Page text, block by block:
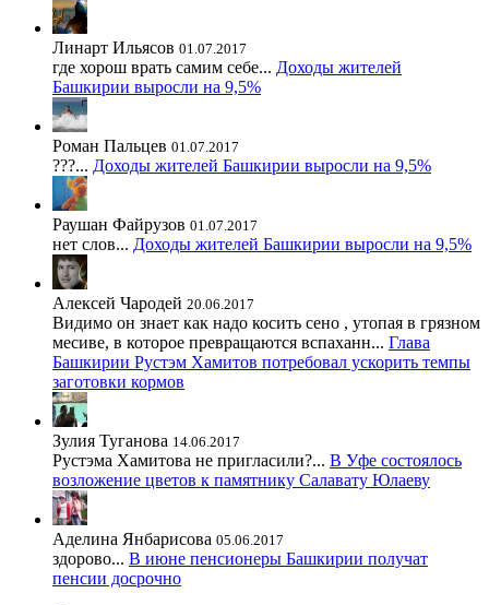
Линарт Ильясов 01.07.2017
где хорош врать самим себе... Доходы жителей
Башкирии выросли на 9,5%
Роман Пальцев 01.07.2017
???... Доходы жителей Башкирии выросли на 9,5%
Раушан Файрузов 01.07.2017
нет слов... Доходы жителей Башкирии выросли на 9,5%
Алексей Чародей 20.06.2017
Видимо он знает как надо косить сено , утопая в грязном
месиве, в которое превращаются вспаханн... Глава
Башкирии Рустэм Хамитов потребовал ускорить темпы
заготовки кормов
Зулия Туганова 14.06.2017
Рустэма Хамитова не пригласили?... В Уфе состоялось
возложение цветов к памятнику Салавату Юлаеву
Аделина Янбарисова 05.06.2017
здорово... В июне пенсионеры Башкирии получат
пенсии досрочно